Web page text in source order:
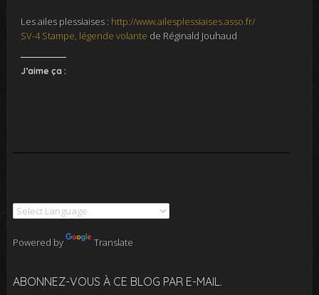
Les ailes plessiaises : http://www.ailesplessiaises.asso.fr/
SV-4 Stampe, légende volante de Réginald Jouhaud
J’aime ça :
Powered by Translate
ABONNEZ-VOUS À CE BLOG PAR E-MAIL.